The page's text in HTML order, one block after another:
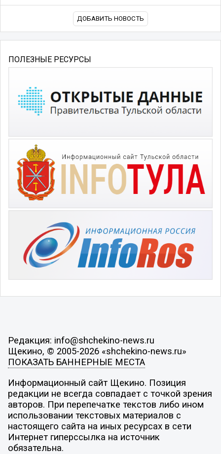
ДОБАВИТЬ НОВОСТЬ
ПОЛЕЗНЫЕ РЕСУРСЫ
Редакция: info@shchekino-news.ru
Щекино, © 2005-2026 «shchekino-news.ru»
ПОКАЗАТЬ БАННЕРНЫЕ МЕСТА
Информационный сайт Щекино. Позиция
редакции не всегда совпадает с точкой зрения
авторов. При перепечатке текстов либо ином
использовании текстовых материалов с
настоящего сайта на иных ресурсах в сети
Интернет гиперссылка на источник
обязательна.